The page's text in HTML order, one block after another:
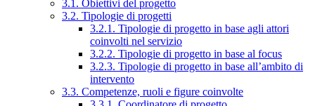
3.1. Obiettivi del progetto
3.2. Tipologie di progetti
3.2.1. Tipologie di progetto in base agli attori
coinvolti nel servizio
3.2.2. Tipologie di progetto in base al focus
3.2.3. Tipologie di progetto in base all’ambito di
intervento
3.3. Competenze, ruoli e figure coinvolte